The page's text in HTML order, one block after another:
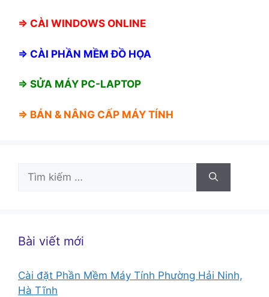
⇒ CÀI WINDOWS ONLINE
⇒ CÀI PHẦN MỀM ĐỒ HỌA
⇒ SỬA MÁY PC-LAPTOP
⇒ BÁN & NÂNG CẤP MÁY TÍNH
Tìm
kiếm
Bài viết mới
Cài đặt Phần Mềm Máy Tính Phường Hải Ninh,
Hà Tĩnh